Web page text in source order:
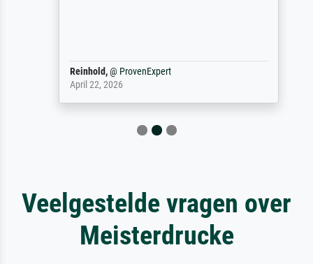
Reinhold,@ProvenExpert
April 22, 2026
Veelgestelde vragen over
Meisterdrucke